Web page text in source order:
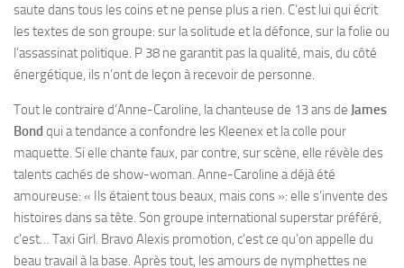
saute dans tous les coins et ne pense plus a rien. C’est lui qui écrit
les textes de son groupe: sur la solitude et la défonce, sur la folie ou
l’assassinat politique. P 38 ne garantit pas la qualité, mais, du côté
énergétique, ils n’ont de leçon à recevoir de personne.
Tout le contraire d’Anne-Caroline, la chanteuse de 13 ans de James
Bond qui a tendance a confondre les Kleenex et la colle pour
maquette. Si elle chante faux, par contre, sur scène, elle révèle des
talents cachés de show-woman. Anne-Caroline a déjà été
amoureuse: « Ils étaient tous beaux, mais cons »: elle s’invente des
histoires dans sa tête. Son groupe international superstar préféré,
c’est… Taxi Girl. Bravo Alexis promotion, c’est ce qu’on appelle du
beau travail à la base. Après tout, les amours de nymphettes ne